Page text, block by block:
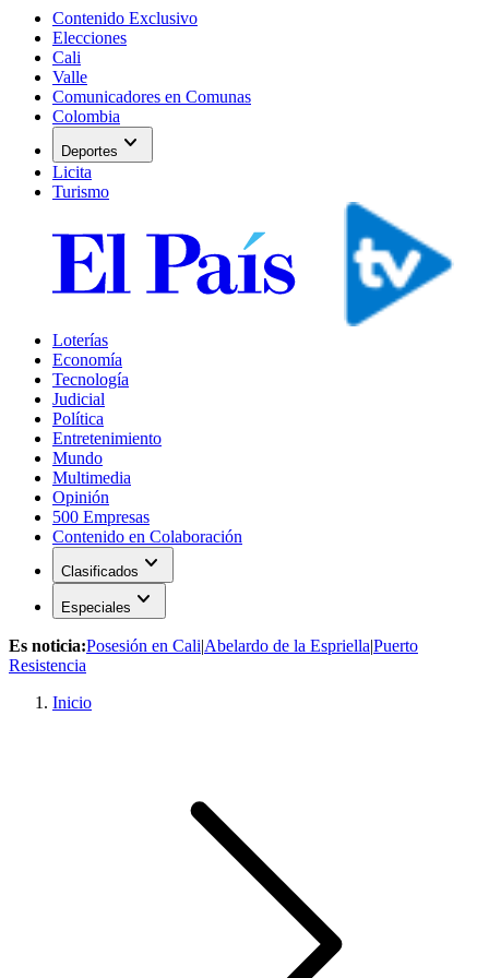
Contenido Exclusivo
Elecciones
Cali
Valle
Comunicadores en Comunas
Colombia
Deportes expand_more
Licita
Turismo
Loterías
Economía
Tecnología
Judicial
Política
Entretenimiento
Mundo
Multimedia
Opinión
500 Empresas
Contenido en Colaboración
Clasificados expand_more
Especiales expand_more
Es noticia:Posesión en Cali|Abelardo de la Espriella|Puerto
Resistencia
Inicio